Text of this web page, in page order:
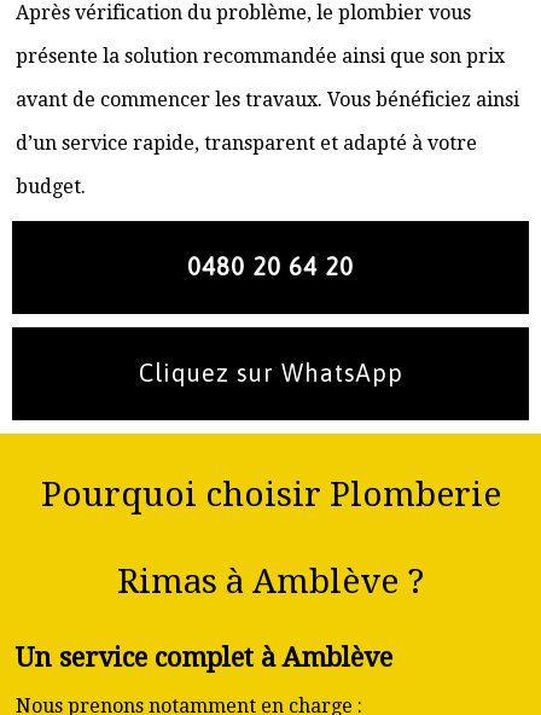
Après vérification du problème, le plombier vous
présente la solution recommandée ainsi que son prix
avant de commencer les travaux. Vous bénéficiez ainsi
d’un service rapide, transparent et adapté à votre
budget.
0480 20 64 20
Cliquez sur WhatsApp
Pourquoi choisir Plomberie
Rimas à Amblève ?
Un service complet à Amblève
Nous prenons notamment en charge :